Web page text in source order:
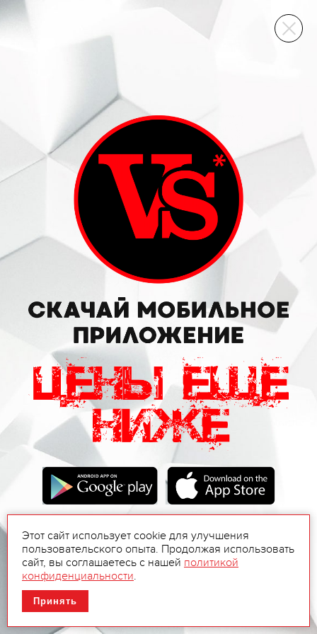
ВИННЫЙ СКЛАД
Этот сайт использует cookie для улучшения
пользовательского опыта. Продолжая использовать
сайт, вы соглашаетесь с нашей политикой
конфиденциальности.
Принять